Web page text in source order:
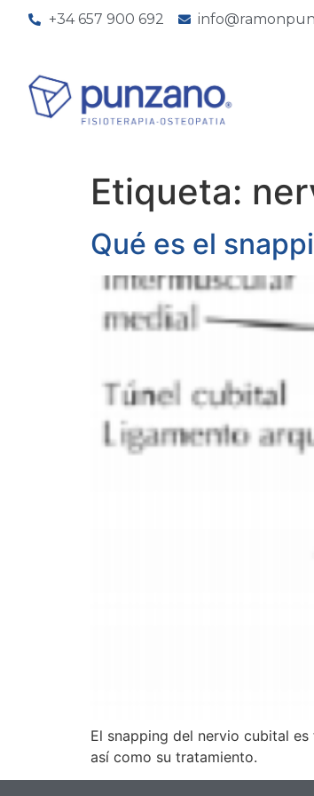
+34 657 900 692
Etiqueta:
Qué es el
El snapping del nervio cubital
así como su tratamiento.